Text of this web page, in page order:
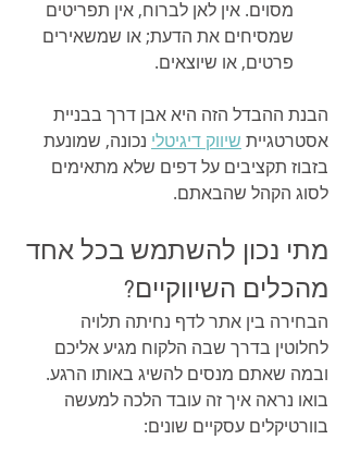
מסוים. אין לאן לברוח, אין תפריטים
שמסיחים את הדעת; או שמשאירים
פרטים, או שיוצאים.
הבנת ההבדל הזה היא אבן דרך בבניית
אסטרטגיית שיווק דיגיטלי נכונה, שמונעת
בזבוז תקציבים על דפים שלא מתאימים
לסוג הקהל שהבאתם.
מתי נכון להשתמש בכל אחד
מהכלים השיווקיים?
הבחירה בין אתר לדף נחיתה תלויה
לחלוטין בדרך שבה הלקוח מגיע אליכם
ובמה שאתם מנסים להשיג באותו הרגע.
בואו נראה איך זה עובד הלכה למעשה
בוורטיקלים עסקיים שונים: